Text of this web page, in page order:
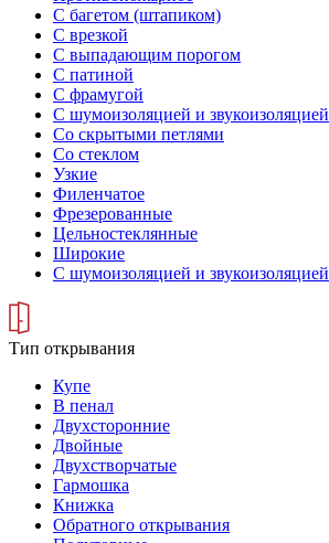
С багетом (штапиком)
С врезкой
С выпадающим порогом
С патиной
С фрамугой
С шумоизоляцией и звукоизоляцией
Со скрытыми петлями
Со стеклом
Узкие
Филенчатое
Фрезерованные
Цельностеклянные
Широкие
С шумоизоляцией и звукоизоляцией
Тип открывания
Купе
В пенал
Двухсторонние
Двойные
Двухстворчатые
Гармошка
Книжка
Обратного открывания